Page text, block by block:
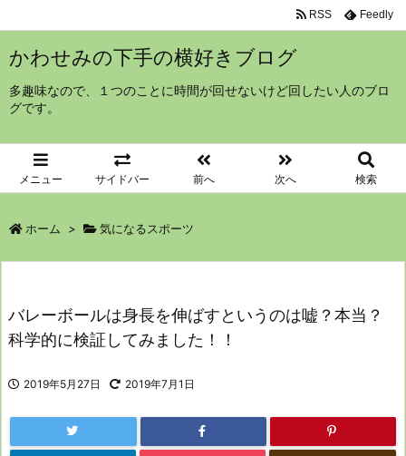
かわせみの下手の横好きブログ
多趣味なので、１つのことに時間が回せないけど回したい人のブロ
グです。
メニュー サイドバー 前へ 次へ 検索
RSS Feedly
ホーム > 気になるスポーツ
バレーボールは身長を伸ばすというのは嘘？本当？
科学的に検証してみました！！
2019年5月27日 2019年7月1日